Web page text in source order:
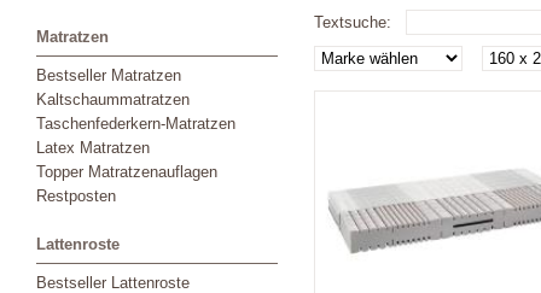
Matratzen
Bestseller Matratzen
Kaltschaummatratzen
Taschenfederkern-Matratzen
Latex Matratzen
Topper Matratzenauflagen
Restposten
Lattenroste
Bestseller Lattenroste
Textsuche: